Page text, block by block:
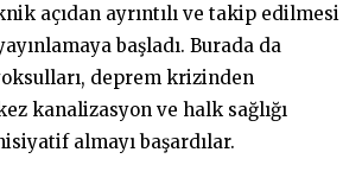
açıdan ayrıntılı ve takip edilmesi
başladı. Burada da
deprem krizinden
kanalizasyon ve halk sağlığı
almayı başardılar.